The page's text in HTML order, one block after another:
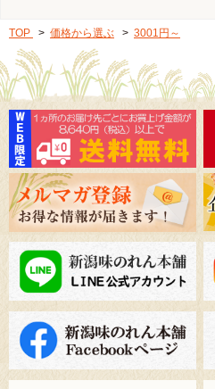
TOP > 価格から選ぶ > 3001円～